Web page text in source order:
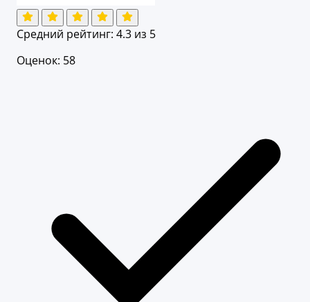
Средний рейтинг: 4.3 из 5
Оценок: 58